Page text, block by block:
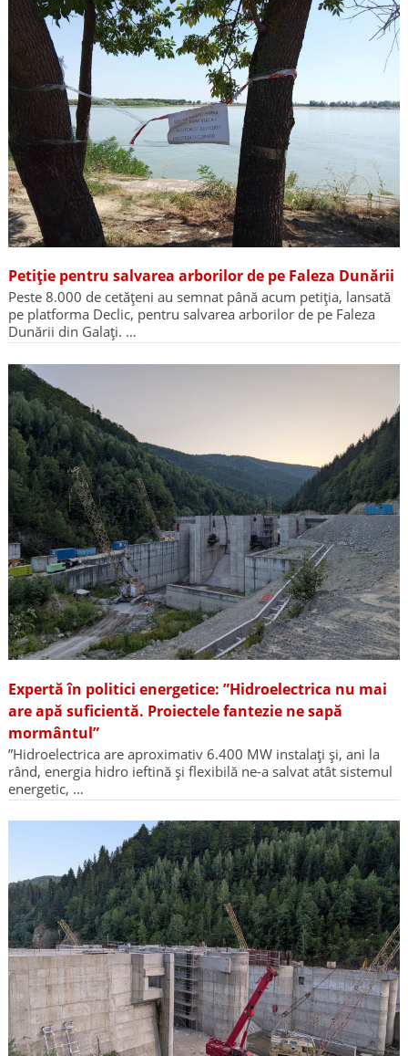
Petiție pentru salvarea arborilor de pe Faleza Dunării
Peste 8.000 de cetățeni au semnat până acum petiția, lansată
pe platforma Declic, pentru salvarea arborilor de pe Faleza
Dunării din Galați. …
Expertă în politici energetice: ”Hidroelectrica nu mai
are apă suficientă. Proiectele fantezie ne sapă
mormântul”
”Hidroelectrica are aproximativ 6.400 MW instalați și, ani la
rând, energia hidro ieftină și flexibilă ne-a salvat atât sistemul
energetic, …